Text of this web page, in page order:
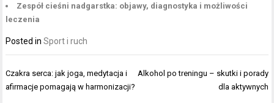
Zespół cieśni nadgarstka: objawy, diagnostyka i możliwości
leczenia
Posted inSport i ruch
Nawigacja
wpisu
Czakra serca: jak joga, medytacja i
afirmacje pomagają w harmonizacji?
Alkohol po treningu – skutki i porady
dla aktywnych